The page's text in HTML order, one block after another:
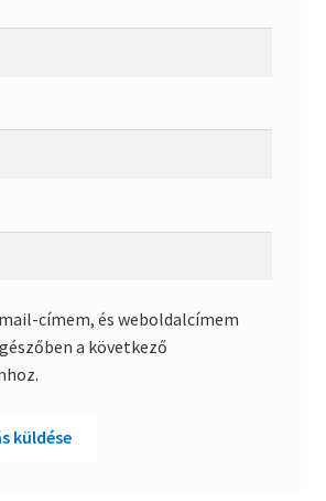
címem, és weboldalcímem
a következő